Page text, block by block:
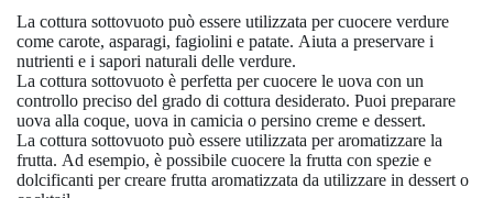
La cottura sottovuoto può essere utilizzata per cuocere verdure
come carote, asparagi, fagiolini e patate. Aiuta a preservare i
nutrienti e i sapori naturali delle verdure.
La cottura sottovuoto è perfetta per cuocere le uova con un
controllo preciso del grado di cottura desiderato. Puoi preparare
uova alla coque, uova in camicia o persino creme e dessert.
La cottura sottovuoto può essere utilizzata per aromatizzare la
frutta. Ad esempio, è possibile cuocere la frutta con spezie e
dolcificanti per creare frutta aromatizzata da utilizzare in dessert o